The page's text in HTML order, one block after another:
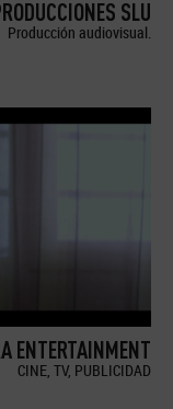
SLU
Producción audiovisual.
ENTERTAINMENT
CINE, TV, PUBLICIDAD